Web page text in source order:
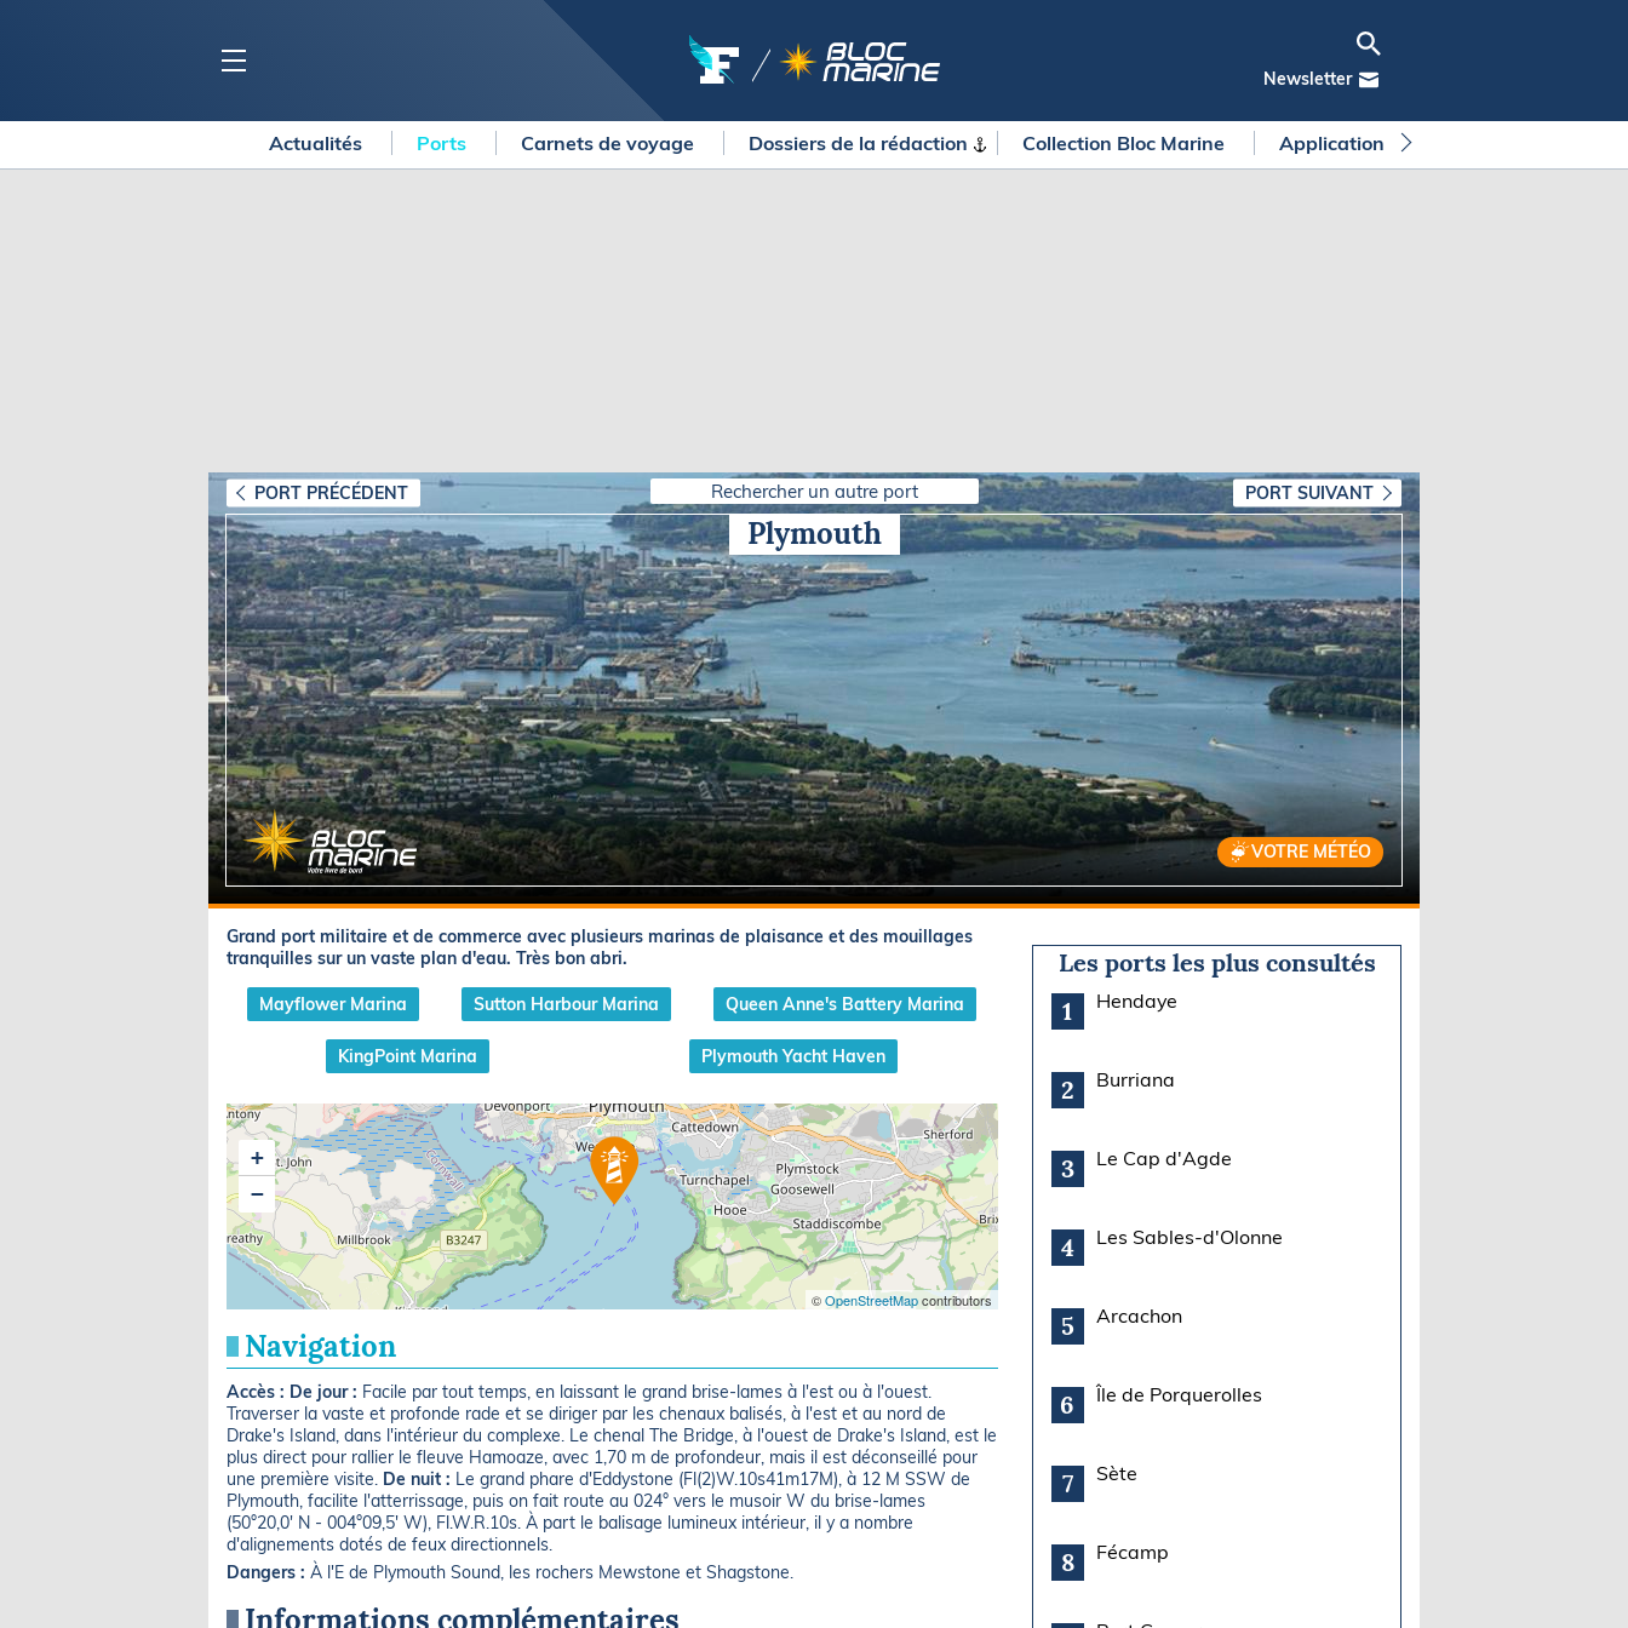
Newsletter
Voiliers
Bateaux à moteur
Equipements
Salons
Economie
Yachting
Transat Café l'Or
America's Cup
LOISIRS
Pêche en mer
Plongée
Glisse
La newsletter
METEO CONSULT Marine
Briefings
FLASH INFO
Actualités Ports Carnets de voyage Dossiers de la rédaction Collection Bloc Marine Application Bloc Marine
PORT PRÉCÉDENT Rechercher un autre port PORT SUIVANT
Plymouth
VOTRE MÉTÉO
Les ports les plus consultés
1
Hendaye
2 Burriana
3 Le Cap d'Agde
4 Les Sables-d'Olonne
5 Arcachon
6 Île de Porquerolles
7 Sète
8 Fécamp
Grand port militaire et de commerce avec plusieurs marinas de plaisance et des mouillages
tranquilles sur un vaste plan d'eau. Très bon abri.
Mayflower Marina Sutton Harbour Marina Queen Anne's Battery Marina
KingPoint Marina Plymouth Yacht Haven
+
−
©OpenStreetMapcontributors
Navigation
Accès : De jour : Facile par tout temps, en laissant le grand brise-lames à l'est ou à l'ouest.
Traverser la vaste et profonde rade et se diriger par les chenaux balisés, à l'est et au nord de
Drake's Island, dans l'intérieur du complexe. Le chenal The Bridge, à l'ouest de Drake's Island, est le
plus direct pour rallier le fleuve Hamoaze, avec 1,70 m de profondeur, mais il est déconseillé pour
une première visite. De nuit : Le grand phare d'Eddystone (Fl(2)W.10s41m17M), à 12 M SSW de
Plymouth, facilite l'atterrissage, puis on fait route au 024° vers le musoir W du brise-lames
(50°20,0' N - 004°09,5' W), Fl.W.R.10s. À part le balisage lumineux intérieur, il y a nombre
d'alignements dotés de feux directionnels.
Dangers : À l'E de Plymouth Sound, les rochers Mewstone et Shagstone.
Informations complémentaires